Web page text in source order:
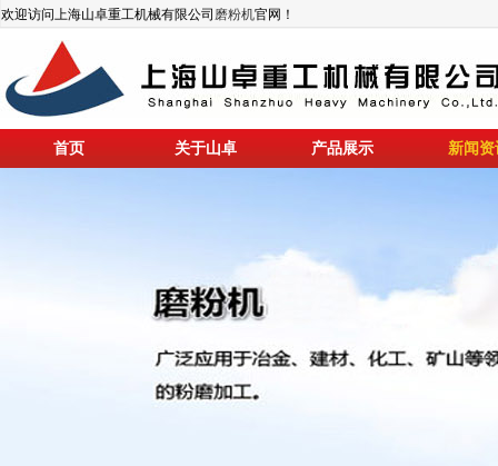
欢迎访问上海山卓重工机械有限公司 磨粉机官网！
首页 关于山卓 产品展示 新闻资